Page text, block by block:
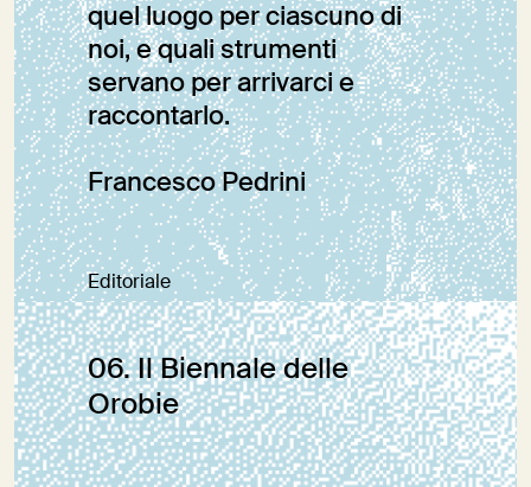
quel luogo per ciascuno di
noi, e quali strumenti
servano per arrivarci e
raccontarlo.
Francesco Pedrini
Editoriale
06. Il Biennale delle
Orobie